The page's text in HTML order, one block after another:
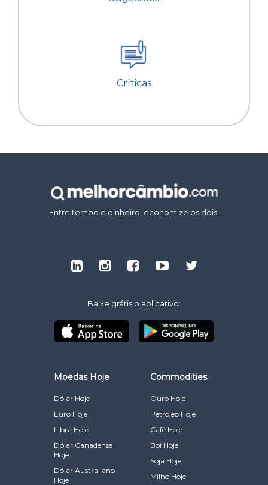
Críticas
Entre tempo e dinheiro, economize os dois!
Baixe grátis o aplicativo:
Moedas Hoje
Dólar Hoje
Euro Hoje
Libra Hoje
Dólar Canadense
Hoje
Dólar Australiano
Hoje
Commodities
Ouro Hoje
Petróleo Hoje
Café Hoje
Boi Hoje
Soja Hoje
Milho Hoje